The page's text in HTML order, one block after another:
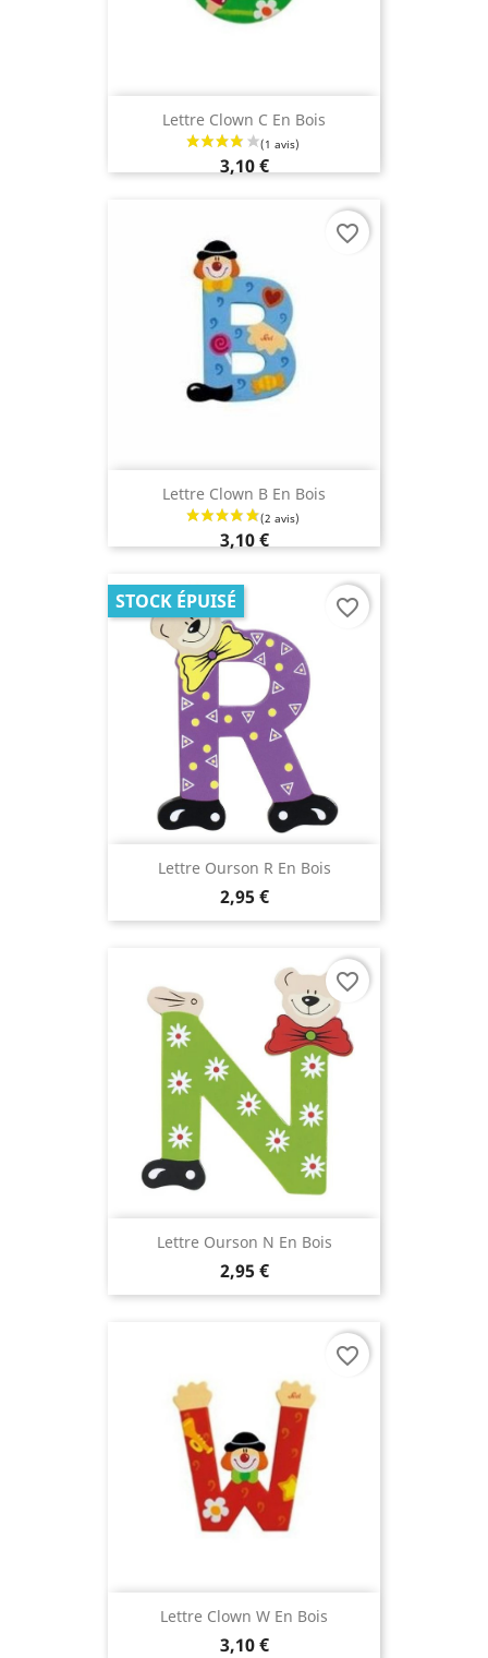
Lettre Clown C En Bois
3,10 €
Lettre Clown B En Bois
3,10 €
favorite_border
Lettre Ourson R En Bois
2,95 €
STOCK ÉPUISÉ favorite_border
Lettre Ourson N En Bois
2,95 €
favorite_border
Lettre Clown W En Bois
3,10 €
favorite_border